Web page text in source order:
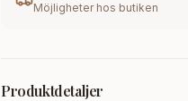
Möjligheter hos butiken
Produktdetaljer